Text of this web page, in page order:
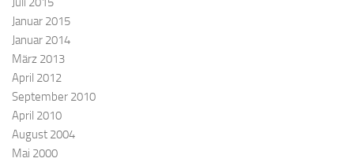
Januar 2015
Januar 2014
März 2013
April 2012
September 2010
April 2010
August 2004
Mai 2000